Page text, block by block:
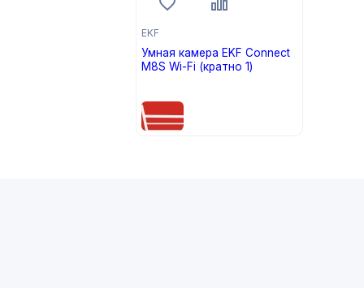
EKF
Умная камера EKF Connect
M8S Wi-Fi (кратно 1)